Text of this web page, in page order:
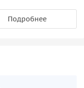
Подробнее